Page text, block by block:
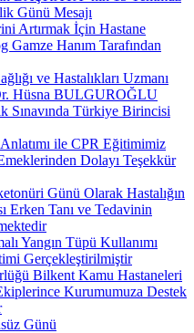
Günü Mesajı
Artırmak İçin Hastane
Gamze Hanım Tarafından
ve Hastalıkları Uzmanı
Hüsna BULGUROĞLU
Sınavında Türkiye Birincisi
Anlatımı ile CPR Eğitimimiz
Dolayı Teşekkür
Günü Olarak Hastalığın
Erken Tanı ve Tedavinin
Yangın Tüpü Kullanımı
Gerçekleştirilmiştir
Bilkent Kamu Hastaneleri
Kurumumuza Destek
Günü